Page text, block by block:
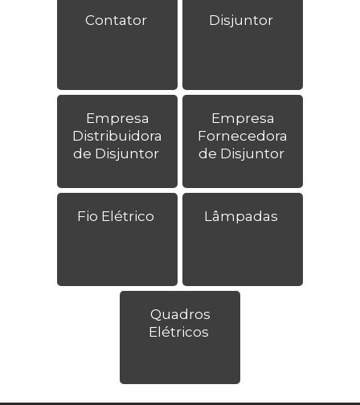
Contator Disjuntor
Empresa
Distribuidora
de Disjuntor
Empresa
Fornecedora
de Disjuntor
Fio Elétrico Lâmpadas
Quadros
Elétricos